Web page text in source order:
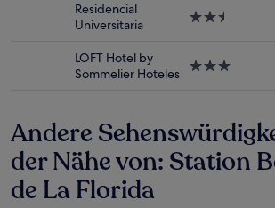
zusätzliche
Bedingungen
Residencial
Universitaria
2.5-
LOFT Hotel by
Sommelier Hoteles
3.0-
Andere
der Nähe von: Station
de La Florida